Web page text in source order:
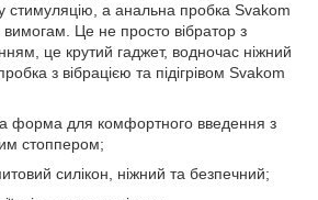
стимуляцію, а анальна пробка Svakom
Це не просто вібратор з
це крутий гаджет, водночас ніжний
з вібрацією та підігрівом Svakom
форма для комфортного введення з
стоппером;
силікон, ніжний та безпечний;